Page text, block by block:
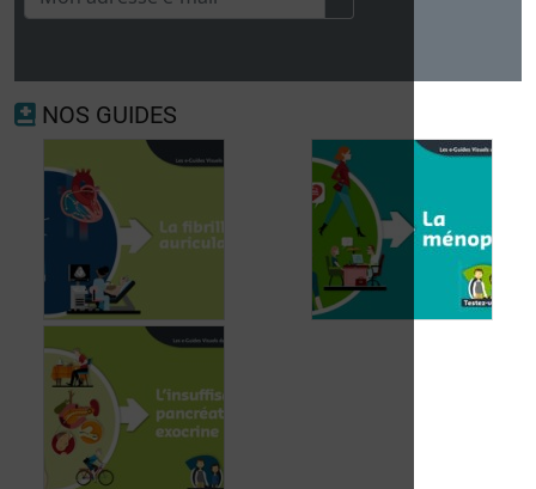
NOS GUIDES
Fibrillation
auriculaire